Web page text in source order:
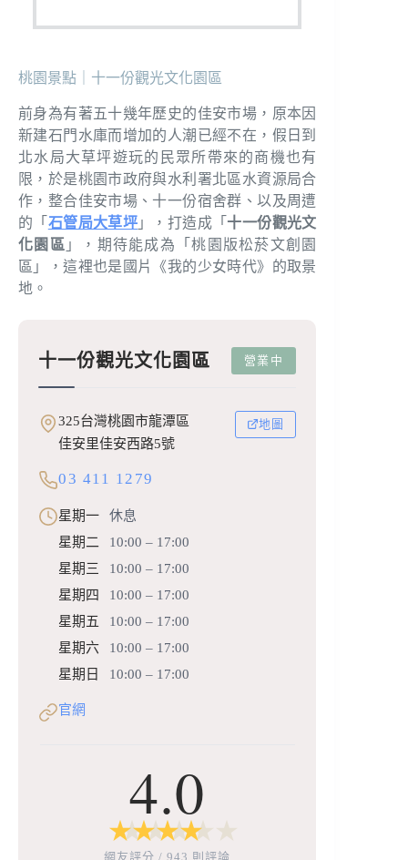
桃園景點｜十一份觀光文化園區
前身為有著五十幾年歷史的佳安市場，原本因
新建石門水庫而增加的人潮已經不在，假日到
北水局大草坪遊玩的民眾所帶來的商機也有
限，於是桃園市政府與水利署北區水資源局合
作，整合佳安市場、十一份宿舍群、以及周遭
的「 石管局大草坪 」，打造成「 十一份觀光文
化園區 」，期待能成為「桃園版松菸文創園
區」，這裡也是國片《我的少女時代》的取景
地。
十一份觀光文化園區 營業中
325台灣桃園市龍潭區
佳安里佳安西路5號
地圖
03 411 1279
星期一
休息
星期二
10:00 – 17:00
星期三
10:00 – 17:00
星期四
10:00 – 17:00
星期五
10:00 – 17:00
星期六
10:00 – 17:00
星期日
10:00 – 17:00
官網
4.0
★
★ ★
★ ★
★ ★
★ ★
★
網友評分 / 943 則評論